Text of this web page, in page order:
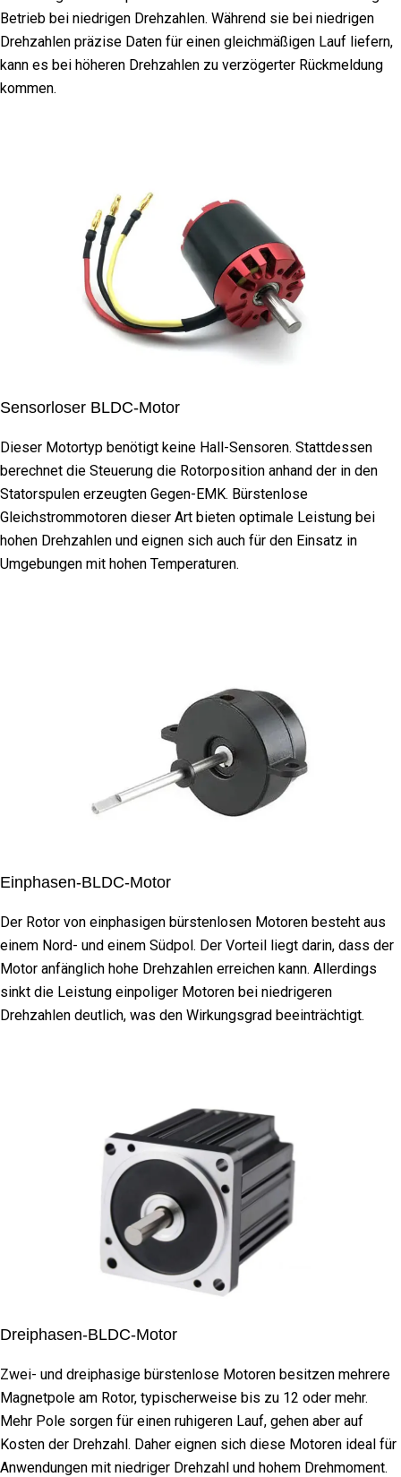
Betrieb bei niedrigen Drehzahlen. Während sie bei niedrigen
Drehzahlen präzise Daten für einen gleichmäßigen Lauf liefern,
kann es bei höheren Drehzahlen zu verzögerter Rückmeldung
kommen.
Sensorloser BLDC-Motor
Dieser Motortyp benötigt keine Hall-Sensoren. Stattdessen
berechnet die Steuerung die Rotorposition anhand der in den
Statorspulen erzeugten Gegen-EMK. Bürstenlose
Gleichstrommotoren dieser Art bieten optimale Leistung bei
hohen Drehzahlen und eignen sich auch für den Einsatz in
Umgebungen mit hohen Temperaturen.
Einphasen-BLDC-Motor
Der Rotor von einphasigen bürstenlosen Motoren besteht aus
einem Nord- und einem Südpol. Der Vorteil liegt darin, dass der
Motor anfänglich hohe Drehzahlen erreichen kann. Allerdings
sinkt die Leistung einpoliger Motoren bei niedrigeren
Drehzahlen deutlich, was den Wirkungsgrad beeinträchtigt.
Dreiphasen-BLDC-Motor
Zwei- und dreiphasige bürstenlose Motoren besitzen mehrere
Magnetpole am Rotor, typischerweise bis zu 12 oder mehr.
Mehr Pole sorgen für einen ruhigeren Lauf, gehen aber auf
Kosten der Drehzahl. Daher eignen sich diese Motoren ideal für
Anwendungen mit niedriger Drehzahl und hohem Drehmoment.